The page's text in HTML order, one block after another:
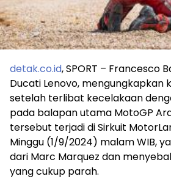
detak.co.id, SPORT – Francesco
Ducati Lenovo, mengungkapkan
setelah terlibat kecelakaan
pada balapan utama MotoGP
tersebut terjadi di Sirkuit
Minggu (1/9/2024) malam WIB,
dari Marc Marquez dan
yang cukup parah.